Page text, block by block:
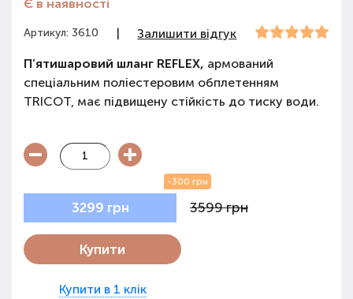
Є в наявності
Артикул: 3610
Залишити відгук
П’ятишаровий шланг REFLEX, армований
спеціальним поліестеровим обплетенням
TRICOT, має підвищену стійкість до тиску води.
3299 грн
-300 грн
3599 грн
Купити
Купити в 1 клік